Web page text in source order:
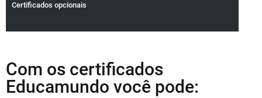
Certificados opcionais
Com os certificados
Educamundo você pode: